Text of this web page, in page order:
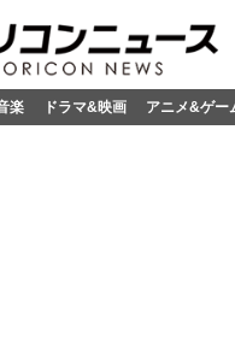
楽 ドラマ&映画 アニメ&ゲー